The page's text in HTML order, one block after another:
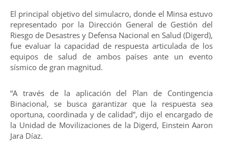
El principal objetivo del simulacro, donde el Minsa estuvo
representado por la Dirección General de Gestión del
Riesgo de Desastres y Defensa Nacional en Salud (Digerd),
fue evaluar la capacidad de respuesta articulada de los
equipos de salud de ambos países ante un evento
sísmico de gran magnitud.
“A través de la aplicación del Plan de Contingencia
Binacional, se busca garantizar que la respuesta sea
oportuna, coordinada y de calidad”, dijo el encargado de
la Unidad de Movilizaciones de la Digerd, Einstein Aaron
Jara Díaz.